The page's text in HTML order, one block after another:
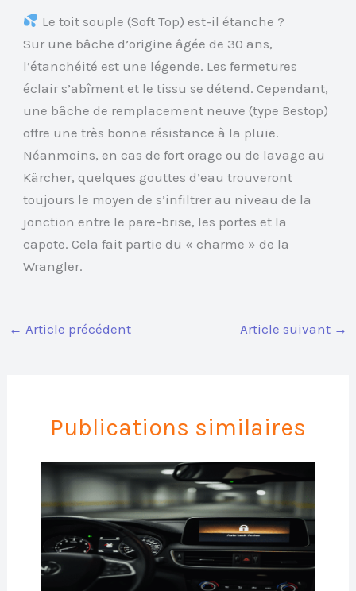
Le toit souple (Soft Top) est-il étanche ?
Sur une bâche d’origine âgée de 30 ans,
l’étanchéité est une légende. Les fermetures
éclair s’abîment et le tissu se détend. Cependant,
une bâche de remplacement neuve (type Bestop)
offre une très bonne résistance à la pluie.
Néanmoins, en cas de fort orage ou de lavage au
Kärcher, quelques gouttes d’eau trouveront
toujours le moyen de s’infiltrer au niveau de la
jonction entre le pare-brise, les portes et la
capote. Cela fait partie du « charme » de la
Wrangler.
← Article précédent Article suivant →
Publications similaires